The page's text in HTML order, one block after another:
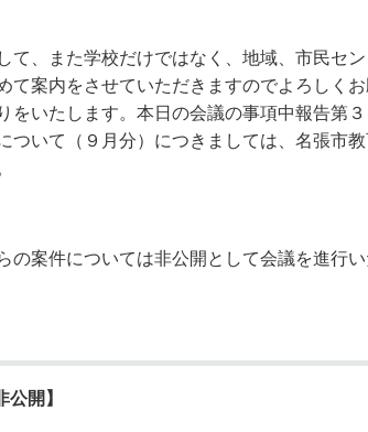
、また学校だけではなく、地域、市民セ
案内をさせていただきますのでよろしく
いたします。本日の会議の事項中報告第
いて（９月分）につきましては、名張市
案件については非公開として会議を進行い
開】